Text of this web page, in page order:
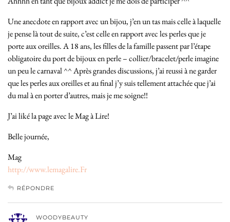
Une anecdote en rapport avec un bijou, j’en un tas mais celle à laquelle
je pense là tout de suite, c’est celle en rapport avec les perles que je
porte aux oreilles. A 18 ans, les filles de la famille passent par l’étape
obligatoire du port de bijoux en perle – collier/bracelet/perle imagine
un peu le carnaval ^^ Après grandes discussions, j’ai reussi à ne garder
que les perles aux oreilles et au final j’y suis tellement attachée que j’ai
du mal à en porter d’autres, mais je me soigne!!
J’ai liké la page avec le Mag à Lire!
Belle journée,
Mag
http://www.lemagalire.Fr
RÉPONDRE
WOODYBEAUTY